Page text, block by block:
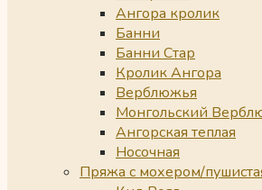
Ангора кролик
Банни
Банни Стар
Кролик Ангора
Верблюжья
Монгольский
Ангорская теплая
Носочная
Пряжа с мохером/